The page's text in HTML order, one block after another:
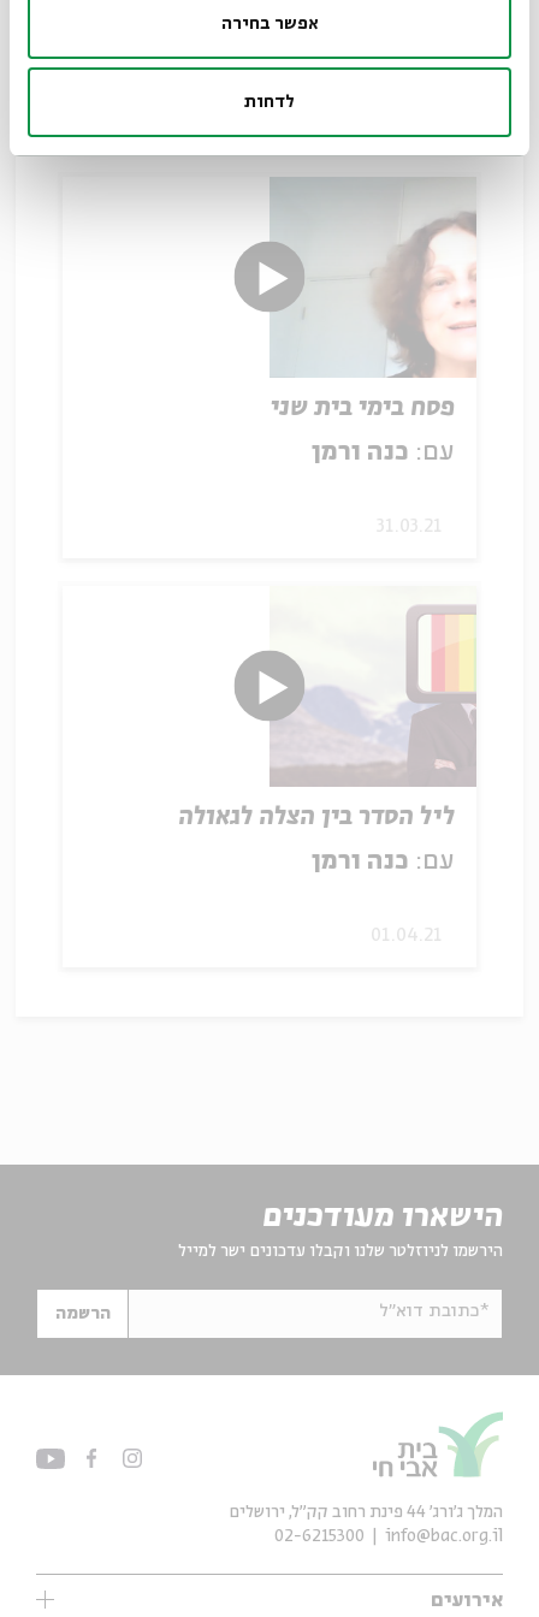
אפשר בחירה
לדחות
פסח בימי בית שני
עם: כנה ורמן
31.03.21
ליל הסדר בין הצלה לגאולה
עם: כנה ורמן
01.04.21
הישארו מעודכנים
הירשמו לניוזלטר שלנו וקבלו עדכונים ישר למייל
*כתובת דוא"ל הרשמה
אירועים
המלך ג'ורג' 44 פינת רחוב קק״ל, ירושלים
info@bac.org.il
02-6215300